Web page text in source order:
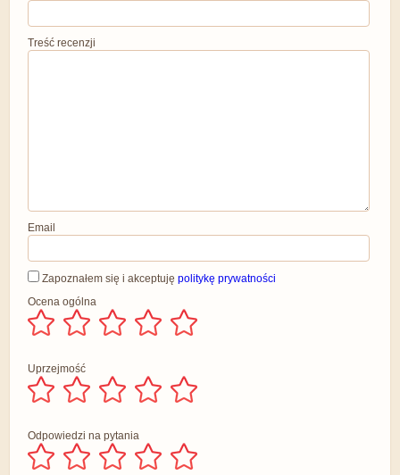
Treść recenzji
Email
Zapoznałem się i akceptujępolitykę prywatności
Ocena ogólna
Uprzejmość
Odpowiedzi na pytania